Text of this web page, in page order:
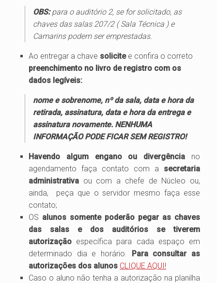
OBS:para o auditório 2, se for solicitado, as
chaves das salas 207/2 ( Sala Técnica ) e
Camarins podem ser emprestadas.
Ao entregar a chave solicitee confira o correto
preenchimento no livro de registro com os
dados legíveis:
nome e sobrenome, nº da sala, data e hora da
retirada, assinatura, data e hora da entrega e
assinatura novamente. NENHUMA
INFORMAÇÃO PODE FICAR SEM REGISTRO!
Havendo algum engano ou divergência no
agendamento faça contato com a secretaria
administrativa ou com a chefe de Núcleo ou,
ainda, peça que o servidor mesmo faça esse
contato;
OS alunos somente poderão pegar as chaves
das salas e dos auditórios se tiverem
autorização específica para cada espaço em
determinado dia e horário. Para consultar as
autorizações dos alunos CLIQUE AQUI!
Caso o aluno não tenha a autorização na planilha